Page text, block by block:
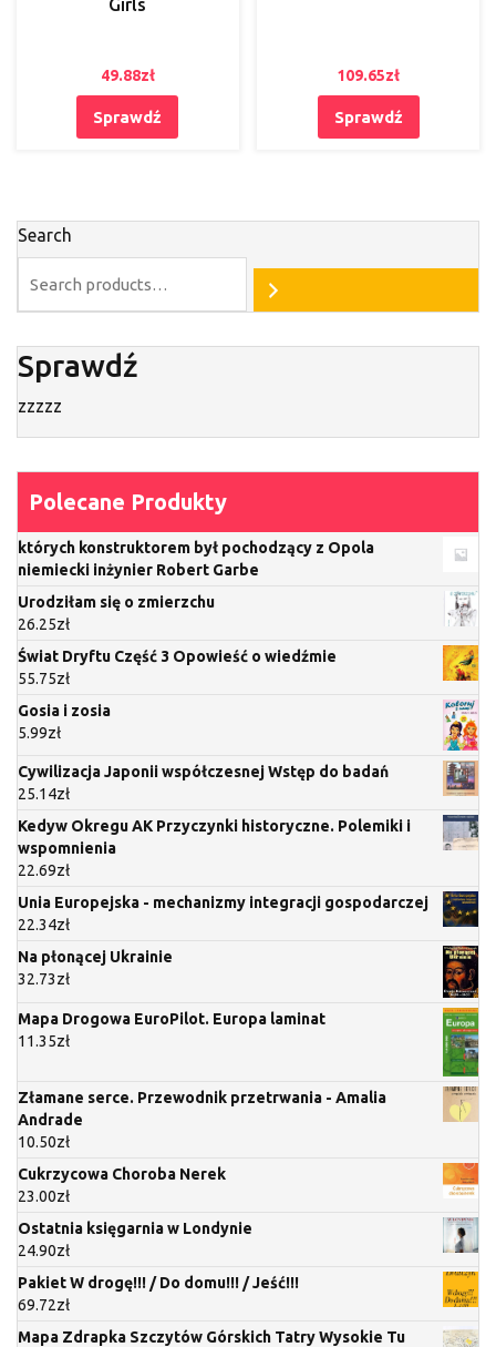
Girls
49.88zł
Sprawdź
109.65zł
Sprawdź
Search
Sprawdź
zzzzz
Polecane Produkty
których konstruktorem był pochodzący z Opola
niemiecki inżynier Robert Garbe
Urodziłam się o zmierzchu
26.25zł
Świat Dryftu Część 3 Opowieść o wiedźmie
55.75zł
Gosia i zosia
5.99zł
Cywilizacja Japonii współczesnej Wstęp do badań
25.14zł
Kedyw Okregu AK Przyczynki historyczne. Polemiki i
wspomnienia
22.69zł
Unia Europejska - mechanizmy integracji gospodarczej
22.34zł
Na płonącej Ukrainie
32.73zł
Mapa Drogowa EuroPilot. Europa laminat
11.35zł
Złamane serce. Przewodnik przetrwania - Amalia
Andrade
10.50zł
Cukrzycowa Choroba Nerek
23.00zł
Ostatnia księgarnia w Londynie
24.90zł
Pakiet W drogę!!! / Do domu!!! / Jeść!!!
69.72zł
Mapa Zdrapka Szczytów Górskich Tatry Wysokie Tu